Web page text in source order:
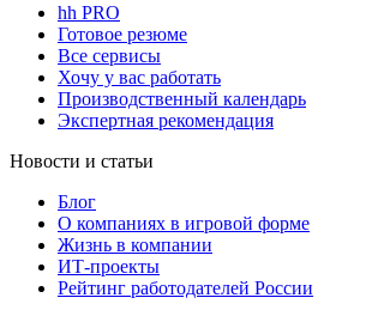
hh PRO
Готовое резюме
Все сервисы
Хочу у вас работать
Производственный календарь
Экспертная рекомендация
Новости и статьи
Блог
О компаниях в игровой форме
Жизнь в компании
ИТ-проекты
Рейтинг работодателей России